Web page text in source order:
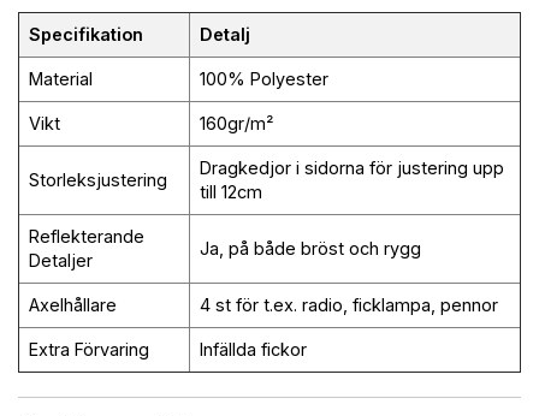
Specifikation Detalj
Material 100% Polyester
Vikt 160gr/m²
Storleksjustering
Dragkedjor i sidorna för justering upp
till 12cm
Reflekterande
Detaljer
Ja, på både bröst och rygg
Axelhållare 4 st för t.ex. radio, ficklampa, pennor
Extra Förvaring Infällda fickor